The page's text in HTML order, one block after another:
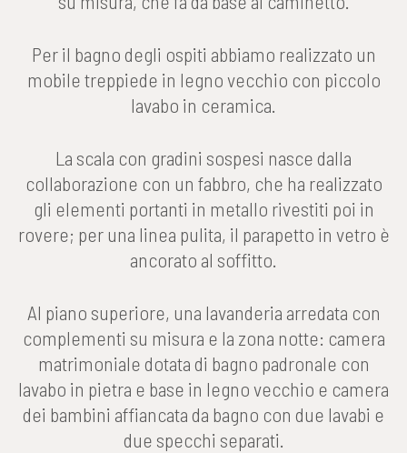
Per il bagno degli ospiti abbiamo realizzato un
mobile treppiede in legno vecchio con piccolo
lavabo in ceramica.
La scala con gradini sospesi nasce dalla
collaborazione con un fabbro, che ha realizzato
gli elementi portanti in metallo rivestiti poi in
rovere; per una linea pulita, il parapetto in vetro è
ancorato al soffitto.
Al piano superiore, una lavanderia arredata con
complementi su misura e la zona notte: camera
matrimoniale dotata di bagno padronale con
lavabo in pietra e base in legno vecchio e camera
dei bambini affiancata da bagno con due lavabi e
due specchi separati.